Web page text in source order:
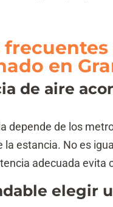
en
de aire
depende de los
la estancia. No es
adecuada
elegir